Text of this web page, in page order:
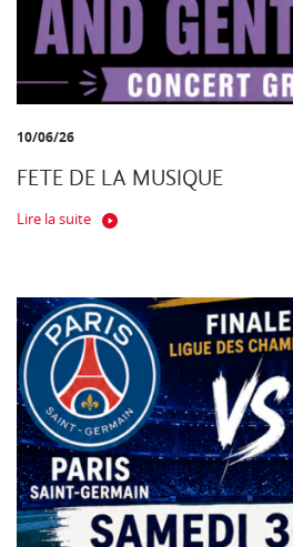
10/06/26
FETE DE LA MUSIQUE
Lire la suite